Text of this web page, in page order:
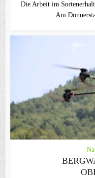
Die Arbeit im
Am